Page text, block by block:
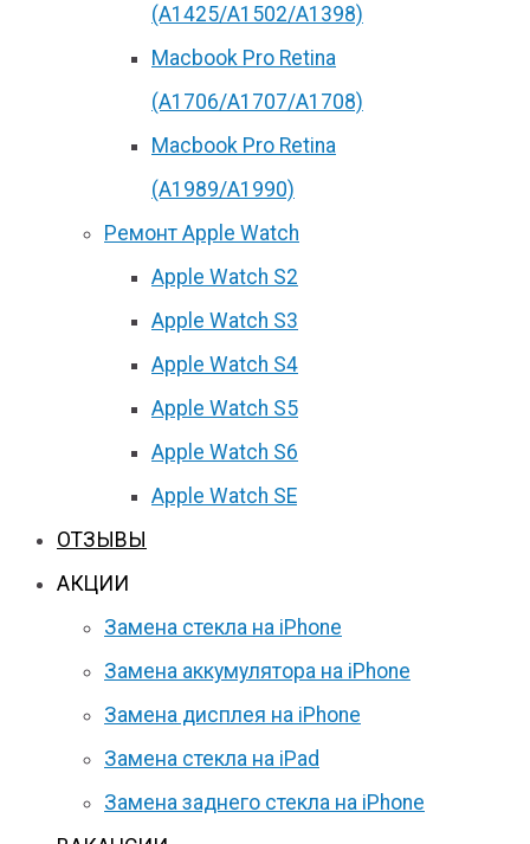
(А1425/A1502/A1398)
Macbook Pro Retina
(А1706/A1707/A1708)
Macbook Pro Retina
(А1989/A1990)
Ремонт Apple Watch
Apple Watch S2
Apple Watch S3
Apple Watch S4
Apple Watch S5
Apple Watch S6
Apple Watch SE
ОТЗЫВЫ
АКЦИИ
Замена стекла на iPhone
Замена аккумулятора на iPhone
Замена дисплея на iPhone
Замена стекла на iPad
Замена заднего стекла на iPhone